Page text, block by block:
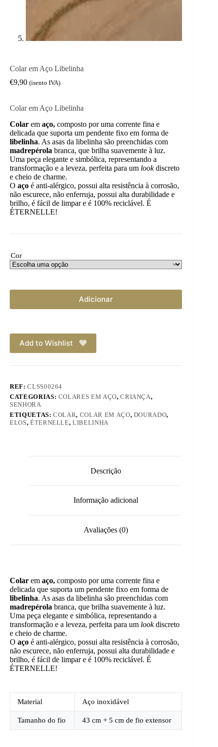
Colar em Aço Libelinha
€9,90 (isento IVA)
Colar em Aço Libelinha
Colar em aço, composto por uma corrente fina e
delicada que suporta um pendente fixo em forma de
libelinha. As asas da libelinha são preenchidas com
madrepérola branca, que brilha suavemente à luz.
Uma peça elegante e simbólica, representando a
transformação e a leveza, perfeita para um lookdiscreto
e cheio de charme.
O aço é anti-alérgico, possui alta resistência à corrosão,
não escurece, não enferruja, possui alta durabilidade e
brilho, é fácil de limpar e é 100% reciclável. É
ÉTERNELLE!
Cor
Adicionar
Add to Wishlist
REF:CLSS00264
CATEGORIAS: COLARES EM AÇO,CRIANÇA,
SENHORA
ETIQUETAS:COLAR, COLAR EM AÇO, DOURADO,
ELOS, ÉTERNELLE,LIBELINHA
Descrição
Informação adicional
Avaliações (0)
Colar em aço, composto por uma corrente fina e
delicada que suporta um pendente fixo em forma de
libelinha. As asas da libelinha são preenchidas com
madrepérola branca, que brilha suavemente à luz.
Uma peça elegante e simbólica, representando a
transformação e a leveza, perfeita para um lookdiscreto
e cheio de charme.
O aço é anti-alérgico, possui alta resistência à corrosão,
não escurece, não enferruja, possui alta durabilidade e
brilho, é fácil de limpar e é 100% reciclável. É
ÉTERNELLE!
Material Aço inoxidável
Tamanho do fio 43 cm + 5 cm de fio extensor